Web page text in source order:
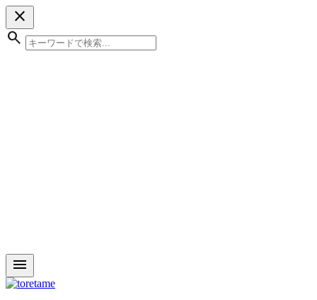
close
search
menu